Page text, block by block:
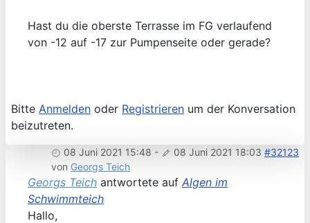
Hast du die oberste Terrasse im FG verlaufend
von -12 auf -17 zur Pumpenseite oder gerade?
Bitte Anmelden oder Registrieren um der Konversation
beizutreten.
08 Juni 2021 15:48 - 08 Juni 2021 18:03 #32123
von Georgs Teich
Georgs Teich antwortete auf Algen im
Schwimmteich
Hallo,